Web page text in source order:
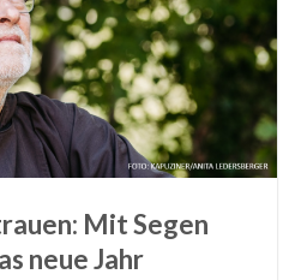
Mit Segen
neue Jahr